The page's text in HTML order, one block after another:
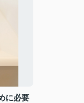
に必要